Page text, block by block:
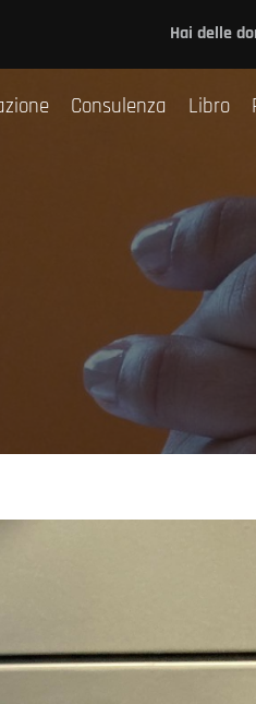
Hai delle
Consulenza Libro